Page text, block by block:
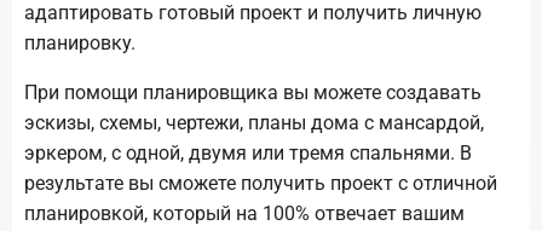
адаптировать готовый проект и получить личную
планировку.
При помощи планировщика вы можете создавать
эскизы, схемы, чертежи, планы дома с мансардой,
эркером, с одной, двумя или тремя спальнями. В
результате вы сможете получить проект с отличной
планировкой, который на 100% отвечает вашим